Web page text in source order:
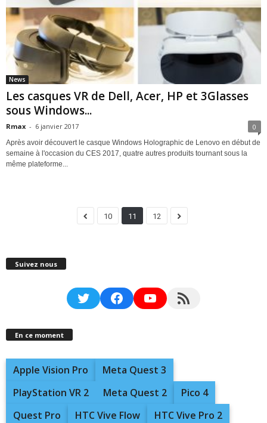
News
Les casques VR de Dell, Acer, HP et 3Glasses
sous Windows...
Rmax - 6 janvier 2017 0
Après avoir découvert le casque Windows Holographic de Lenovo en début de
semaine à l'occasion du CES 2017, quatre autres produits tournant sous la
même plateforme...
10 11 12
Suivez nous
TwitterFacebookYouTubeRSS Feed
En ce moment
Apple Vision Pro
Meta Quest 3
PlayStation VR 2
Meta Quest 2
Pico 4
Quest Pro
HTC Vive Flow
HTC Vive Pro 2